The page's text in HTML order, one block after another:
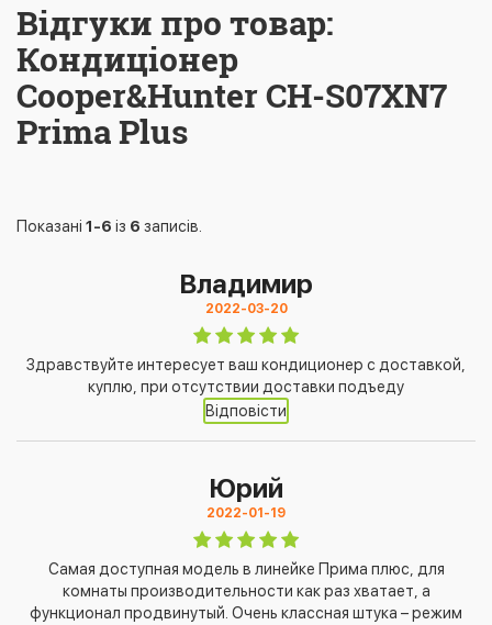
Відгуки про товар:
Кондиціонер
Cooper&Hunter CH-S07XN7
Prima Plus
Показані 1-6 із 6 записів.
Владимир
2022-03-20
Здравствуйте интересует ваш кондиционер с доставкой,
куплю, при отсутствии доставки подъеду
Відповісти
Юрий
2022-01-19
Самая доступная модель в линейке Прима плюс, для
комнаты производительности как раз хватает, а
функционал продвинутый. Очень классная штука – режим